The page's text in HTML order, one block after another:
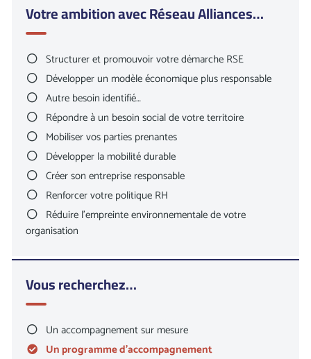
dans leur entreprise. Cette diversité d’acteurs est une
véritable richesse : elle favorise les échanges et les
coopérations entre nos membres.
Chaque membre développe une approche différente de la
démarche RSE. Pour cette raison, nous avons créé
différents outils d’accompagnement garantissant la
pertinence de votre participation et la qualité des groupes
d’échanges thématiques. Nous veillons particulièrement à
la bienveillance, l’écoute et la confidentialité de ces
échanges.
Découvrez ci-dessous l’ensemble de notre offre de
services. Pour être au plus près de vos attentes, cette liste
est en constante évolution. Si vous êtes perdu, le plus
simple est de nous contacter !
Votre ambition avec Réseau Alliances…
Structurer et promouvoir votre démarche RSE
Développer un modèle économique plus responsable
Autre besoin identifié…
Répondre à un besoin social de votre territoire
Mobiliser vos parties prenantes
Développer la mobilité durable
Créer son entreprise responsable
Renforcer votre politique RH
Réduire l’empreinte environnementale de votre
organisation
Vous recherchez…
Un accompagnement sur mesure
Un programme d’accompagnement